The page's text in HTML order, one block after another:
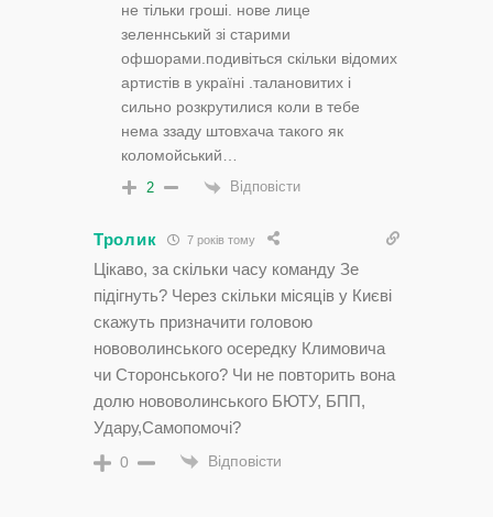
не тільки гроші. нове лице
зеленнський зі старими
офшорами.подивіться скільки відомих
артистів в україні .талановитих і
сильно розкрутилися коли в тебе
нема ззаду штовхача такого як
коломойський…
2 Відповісти
Тролик 7 років тому
Цікаво, за скільки часу команду Зе
підігнуть? Через скільки місяців у Києві
скажуть призначити головою
нововолинського осередку Климовича
чи Сторонського? Чи не повторить вона
долю нововолинського БЮТУ, БПП,
Удару,Самопомочі?
0 Відповісти